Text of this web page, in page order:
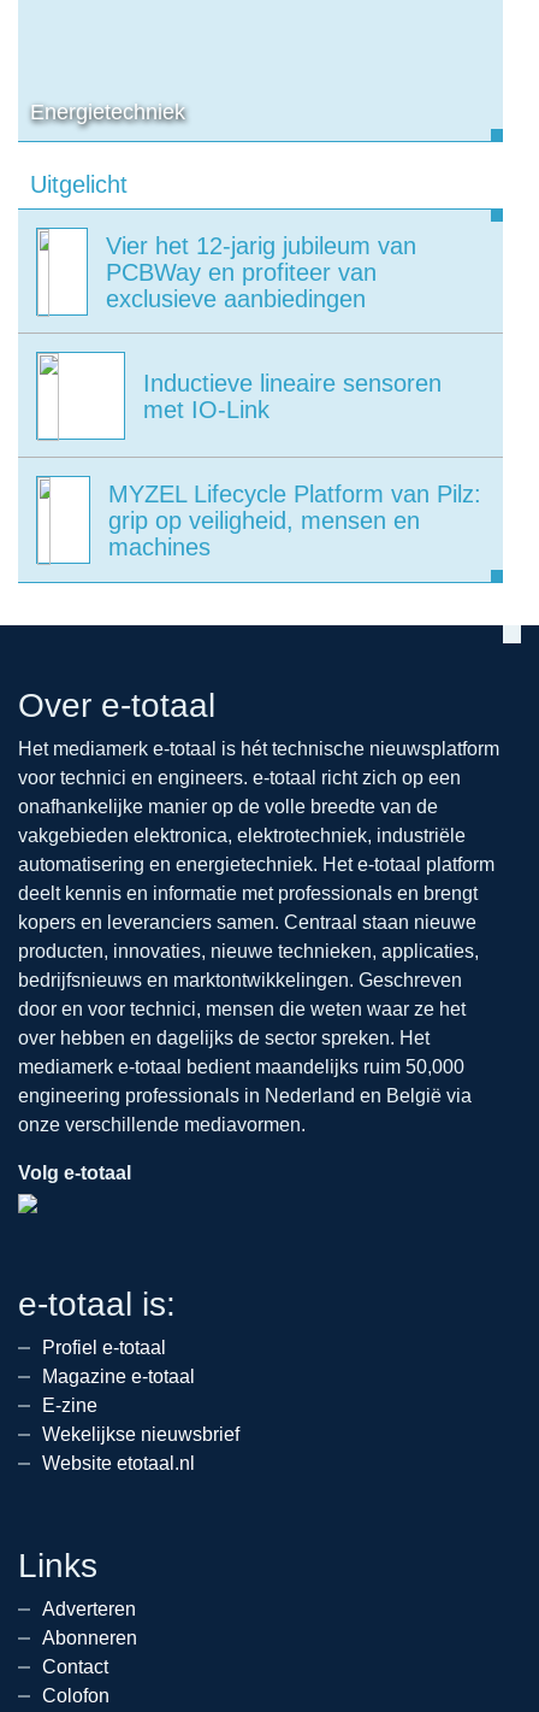
Energietechniek
Uitgelicht
Vier het 12-jarig jubileum van
PCBWay en profiteer van
exclusieve aanbiedingen
Inductieve lineaire sensoren
met IO-Link
MYZEL Lifecycle Platform van Pilz:
grip op veiligheid, mensen en
machines
Over e-totaal
Het mediamerk e-totaal is hét technische nieuwsplatform
voor technici en engineers. e-totaal richt zich op een
onafhankelijke manier op de volle breedte van de
vakgebieden elektronica, elektrotechniek, industriële
automatisering en energietechniek. Het e-totaal platform
deelt kennis en informatie met professionals en brengt
kopers en leveranciers samen. Centraal staan nieuwe
producten, innovaties, nieuwe technieken, applicaties,
bedrijfsnieuws en marktontwikkelingen. Geschreven
door en voor technici, mensen die weten waar ze het
over hebben en dagelijks de sector spreken. Het
mediamerk e-totaal bedient maandelijks ruim 50,000
engineering professionals in Nederland en België via
onze verschillende mediavormen.
Volg e-totaal
e-totaal is:
Profiel e-totaal
Magazine e-totaal
E-zine
Wekelijkse nieuwsbrief
Website etotaal.nl
Links
Adverteren
Abonneren
Contact
Colofon